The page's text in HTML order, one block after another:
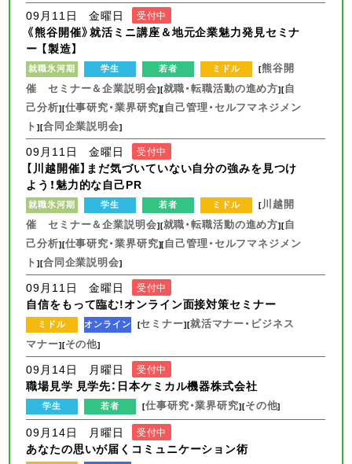
09月11日 金曜日 受付中
《熊谷開催》就活ミニ講座＆地元企業魅力発見セミナ
ー 【製造】
就職氷河期 学生 若者 ミドル [熊谷開
催 セミナー＆企業説明会][就職・転職活動の進め方][自
己分析][仕事研究・業界研究][自己管理・セルフマネジメン
ト][合同企業説明会]
09月11日 金曜日 受付中
【川越開催】まだ気づいていない自分の強みを見つけ
よう！魅力的な自己PR
就職氷河期 学生 若者 ミドル [川越開
催 セミナー＆企業説明会][就職・転職活動の進め方][自
己分析][仕事研究・業界研究][自己管理・セルフマネジメン
ト][合同企業説明会]
09月11日 金曜日 受付中
自信をもって臨む!オンライン面接対策セミナー
ミドル オンライン [セミナー][就活マナー・ビジネス
マナー][その他]
09月14日 月曜日 受付中
職場見学 見学先：日本ケミカル機器株式会社
学生 若者 [仕事研究・業界研究][その他]
09月14日 月曜日 受付中
あなたの思いが届くコミュニケーション術